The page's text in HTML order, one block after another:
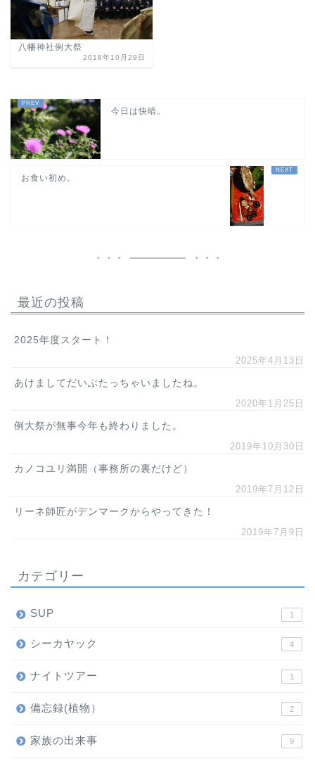
八幡神社例大祭
2018年10月29日
今日は快晴。
お食い初め。
最近の投稿
2025年度スタート！
2025年4月13日
あけましてだいぶたっちゃいましたね。
2020年1月25日
例大祭が無事今年も終わりました。
2019年10月30日
カノコユリ満開（事務所の裏だけど）
2019年7月12日
リーネ師匠がデンマークからやってきた！
2019年7月9日
カテゴリー
SUP 1
シーカヤック 4
ナイトツアー 1
備忘録(植物） 2
家族の出来事 9